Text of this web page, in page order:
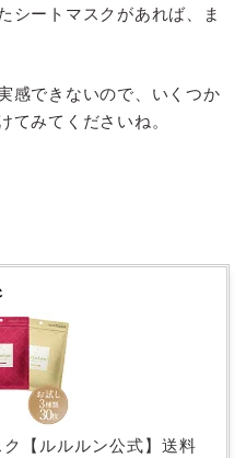
シートマスクがあれば、ま
感できないので、いくつか
てみてくださいね。
【ルルルン公式】送料